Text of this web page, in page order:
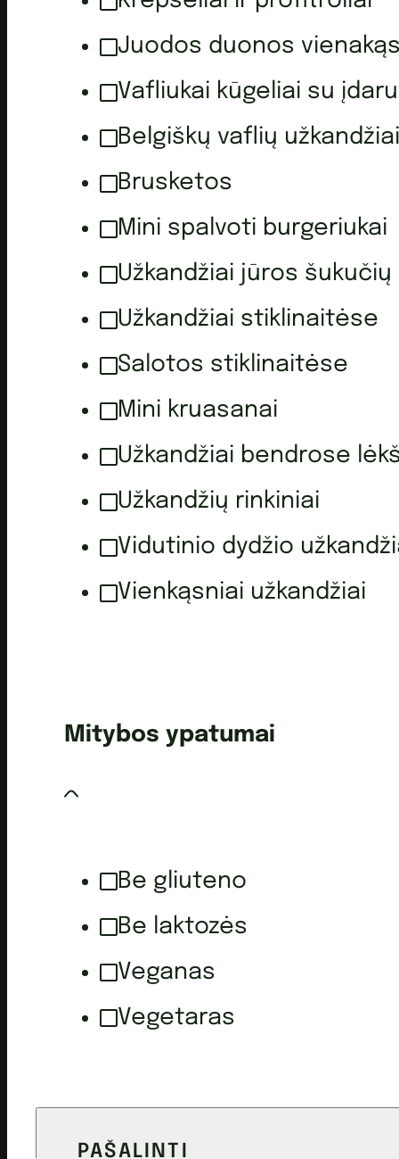
Juodos duonos
Vafliukai kūgeliai su įdaru
Belgiškų vaflių užkandžiai
Brusketos
Mini spalvoti burgeriukai
Užkandžiai jūros
Užkandžiai stiklinaitėse
Salotos stiklinaitėse
Mini kruasanai
Užkandžiai bendrose
Užkandžių rinkiniai
Vidutinio dydžio
Vienkąsniai užkandžiai
Mitybos ypatumai
Be gliuteno
Be laktozės
Veganas
Vegetaras
PAŠALINTI